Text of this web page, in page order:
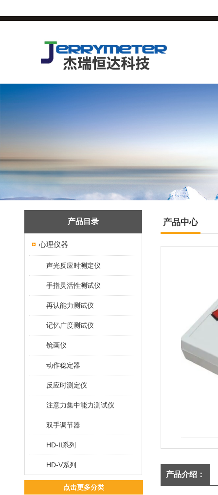
产品目录
心理仪器
声光反应时测定仪
手指灵活性测试仪
再认能力测试仪
记忆广度测试仪
镜画仪
动作稳定器
反应时测定仪
注意力集中能力测试仪
双手调节器
HD-II系列
HD-V系列
点击更多分类
产品中心
产品介绍：